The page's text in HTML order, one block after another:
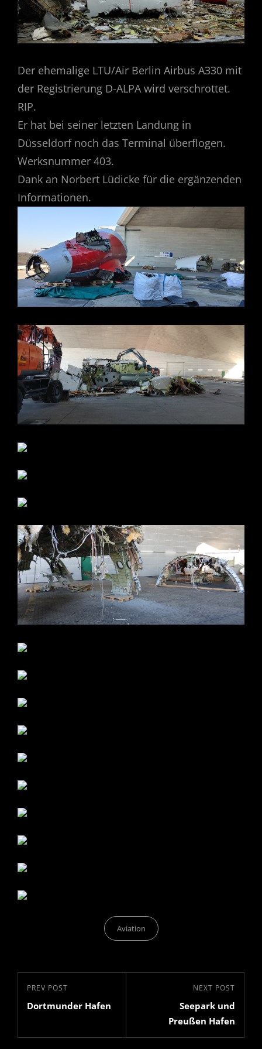
Der ehemalige LTU/Air Berlin Airbus A330 mit
der Registrierung D-ALPA wird verschrottet.
RIP.
Er hat bei seiner letzten Landung in
Düsseldorf noch das Terminal überflogen.
Werksnummer 403.
Dank an Norbert Lüdicke für die ergänzenden
Informationen.
Categories
Aviation
Beitrags-
Navigation
Previous
Post
PREV POST
Dortmunder Hafen
NEXT POST
Seepark und
Preußen Hafen